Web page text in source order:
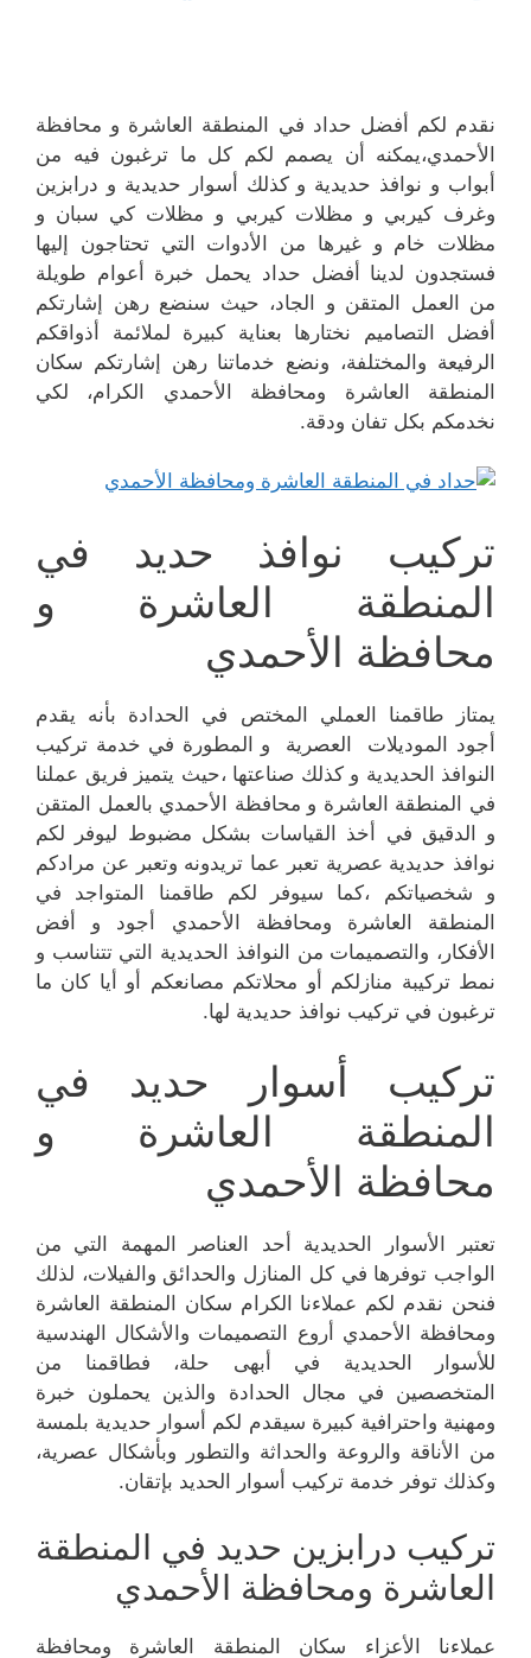
نقدم لكم أفضل حداد في المنطقة العاشرة و محافظة
الأحمدي،يمكنه أن يصمم لكم كل ما ترغبون فيه من
أبواب و نوافذ حديدية و كذلك أسوار حديدية و درابزين
وغرف كيربي و مظلات كيربي و مظلات كي سبان و
مظلات خام و غيرها من الأدوات التي تحتاجون إليها
فستجدون لدينا أفضل حداد يحمل خبرة أعوام طويلة
من العمل المتقن و الجاد، حيث سنضع رهن إشارتكم
أفضل التصاميم نختارها بعناية كبيرة لملائمة أذواقكم
الرفيعة والمختلفة، ونضع خدماتنا رهن إشارتكم سكان
المنطقة العاشرة ومحافظة الأحمدي الكرام، لكي
نخدمكم بكل تفان ودقة.
تركيب نوافذ حديد في
المنطقة العاشرة و
محافظة الأحمدي
يمتاز طاقمنا العملي المختص في الحدادة بأنه يقدم
أجود الموديلات العصرية و المطورة في خدمة تركيب
النوافذ الحديدية و كذلك صناعتها ،حيث يتميز فريق عملنا
في المنطقة العاشرة و محافظة الأحمدي بالعمل المتقن
و الدقيق في أخذ القياسات بشكل مضبوط ليوفر لكم
نوافذ حديدية عصرية تعبر عما تريدونه وتعبر عن مرادكم
و شخصياتكم ،كما سيوفر لكم طاقمنا المتواجد في
المنطقة العاشرة ومحافظة الأحمدي أجود و أفض
الأفكار، والتصميمات من النوافذ الحديدية التي تتناسب و
نمط تركيبة منازلكم أو محلاتكم مصانعكم أو أيا كان ما
ترغبون في تركيب نوافذ حديدية لها.
تركيب أسوار حديد في
المنطقة العاشرة و
محافظة الأحمدي
تعتبر الأسوار الحديدية أحد العناصر المهمة التي من
الواجب توفرها في كل المنازل والحدائق والفيلات، لذلك
فنحن نقدم لكم عملاءنا الكرام سكان المنطقة العاشرة
ومحافظة الأحمدي أروع التصميمات والأشكال الهندسية
للأسوار الحديدية في أبهى حلة، فطاقمنا من
المتخصصين في مجال الحدادة والذين يحملون خبرة
ومهنية واحترافية كبيرة سيقدم لكم أسوار حديدية بلمسة
من الأناقة والروعة والحداثة والتطور وبأشكال عصرية،
وكذلك توفر خدمة تركيب أسوار الحديد بإتقان.
تركيب درابزين حديد في المنطقة
العاشرة ومحافظة الأحمدي
عملاءنا الأعزاء سكان المنطقة العاشرة ومحافظة